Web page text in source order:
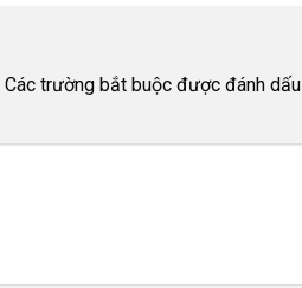
Các trường bắt buộc được đánh dấu